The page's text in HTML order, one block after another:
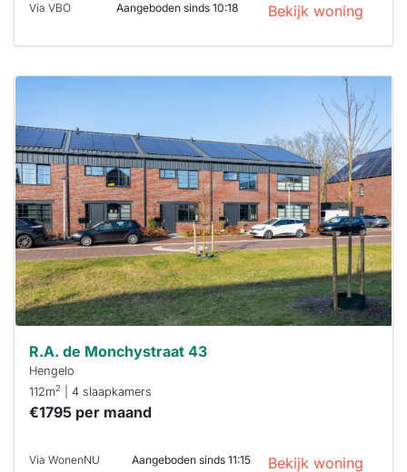
Via VBO Aangeboden sinds 10:18 Bekijk woning
waarschijnlijk
al verhuurd
Om kans te
maken moet je
binnen 15
minuten
reageren.
Stekkies helpt
je hierbij!
R.A. de Monchystraat 43
Hengelo
112m2 | 4 slaapkamers
€1795 per maand
Via WonenNU Aangeboden sinds 11:15 Bekijk woning